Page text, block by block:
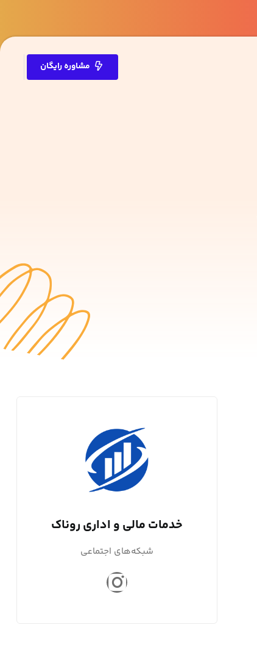
مشاوره رایگان
خدمات مالی و اداری روناک
شبکه‌های اجتماعی